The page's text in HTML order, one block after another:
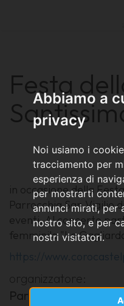
Abbiamo a
privacy
Noi usiamo i
tracciamento per
esperienza di
per mostrarti
annunci mirati, per
nostro sito, e per
nostri visitatori.
Festa
in occasione della
Parrocchia San Vigilio
eventi. Al concerto
femminile "La
https://
organizzatore:
Parrocchia San